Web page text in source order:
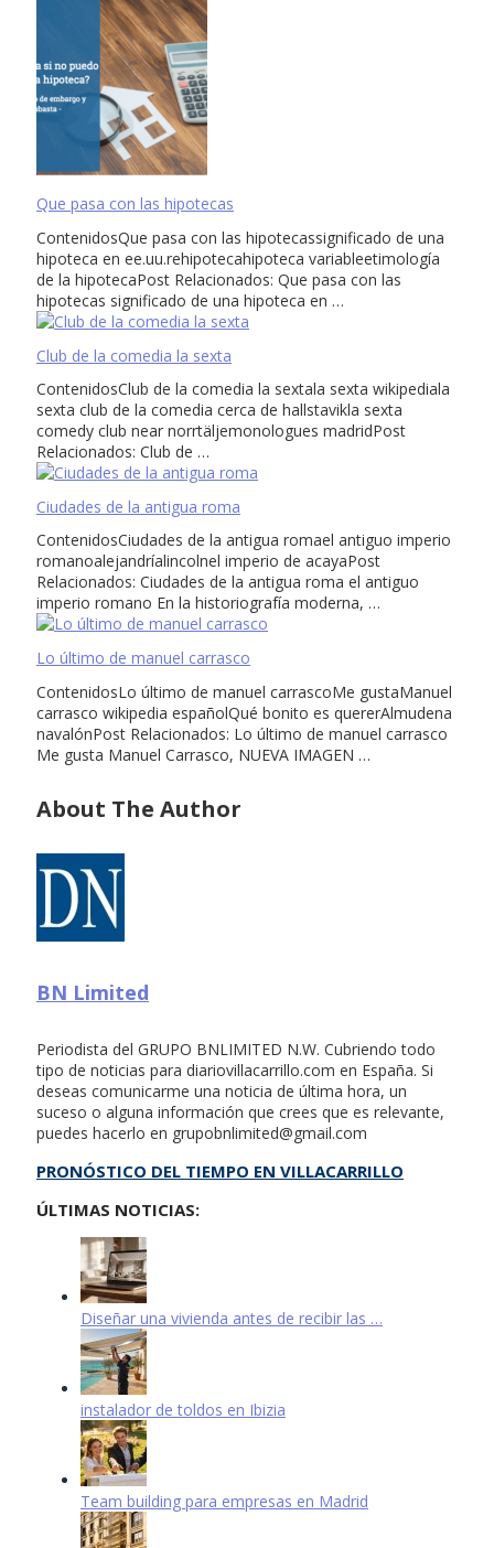
Que pasa con las hipotecas
ContenidosQue pasa con las hipotecassignificado de una
hipoteca en ee.uu.rehipotecahipoteca variableetimología
de la hipotecaPost Relacionados: Que pasa con las
hipotecas significado de una hipoteca en …
Club de la comedia la sexta
ContenidosClub de la comedia la sextala sexta wikipediala
sexta club de la comedia cerca de hallstavikla sexta
comedy club near norrtäljemonologues madridPost
Relacionados: Club de …
Ciudades de la antigua roma
ContenidosCiudades de la antigua romael antiguo imperio
romanoalejandríalincolnel imperio de acayaPost
Relacionados: Ciudades de la antigua roma el antiguo
imperio romano En la historiografía moderna, …
Lo último de manuel carrasco
ContenidosLo último de manuel carrascoMe gustaManuel
carrasco wikipedia españolQué bonito es quererAlmudena
navalónPost Relacionados: Lo último de manuel carrasco
Me gusta Manuel Carrasco, NUEVA IMAGEN …
About The Author
BN Limited
Periodista del GRUPO BNLIMITED N.W. Cubriendo todo
tipo de noticias para diariovillacarrillo.com en España. Si
deseas comunicarme una noticia de última hora, un
suceso o alguna información que crees que es relevante,
puedes hacerlo en grupobnlimited@gmail.com
PRONÓSTICO DEL TIEMPO EN VILLACARRILLO
ÚLTIMAS NOTICIAS:
Diseñar una vivienda antes de recibir las …
instalador de toldos en Ibizia
Team building para empresas en Madrid